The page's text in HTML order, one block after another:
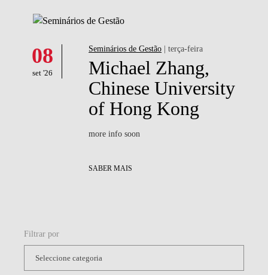
08
set '26
Seminários de Gestão | terça-feira
Michael Zhang,
Chinese University
of Hong Kong
more info soon
SABER MAIS
Filtrar por